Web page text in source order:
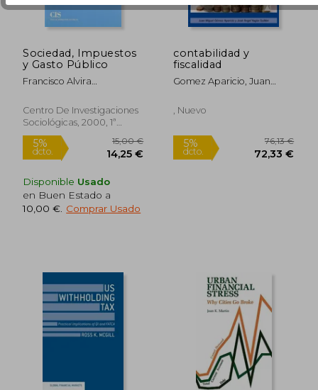
Sociedad, Impuestos
y Gasto Público
Francisco Alvira
Jos&Eacute; Garc&Iacute;A
L&Oacute;Pez; M.&Ordf;
Luisa Delgado Lobo
Centro De Investigaciones
Sociológicas, 2000, 1ª
Edición, Tapa Blanda,
Nuevo
Disponible Usado
en Buen Estado a
10,00 € Comprar Usado
contabilidad y
fiscalidad
Gomez Aparicio, Juan
, Nuevo